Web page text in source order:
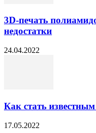
3D-печать
недостатки
24.04.2022
Как стать
17.05.2022